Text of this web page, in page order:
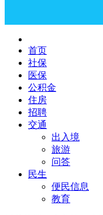
首页
社保
医保
公积金
住房
招聘
交通
出入境
旅游
问答
民生
便民信息
教育